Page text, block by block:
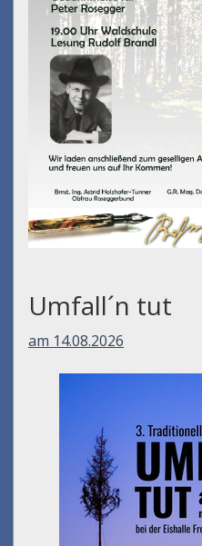
Umfall´n tut
am 14.08.2026